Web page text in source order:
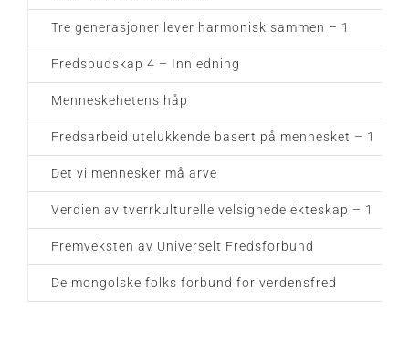
Tre generasjoner lever harmonisk sammen – 1
Fredsbudskap 4 – Innledning
Menneskehetens håp
Fredsarbeid utelukkende basert på mennesket – 1
Det vi mennesker må arve
Verdien av tverrkulturelle velsignede ekteskap – 1
Fremveksten av Universelt Fredsforbund
De mongolske folks forbund for verdensfred